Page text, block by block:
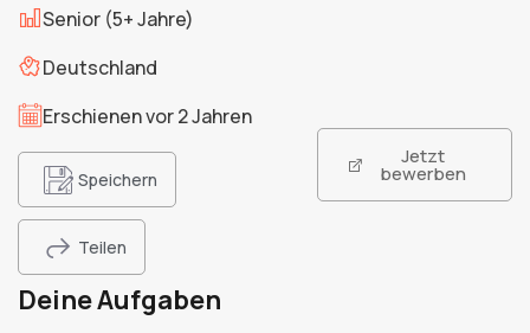
Senior (5+ Jahre)
Deutschland
Erschienen vor 2 Jahren
Speichern
Teilen
Jetzt
bewerben
Deine Aufgaben